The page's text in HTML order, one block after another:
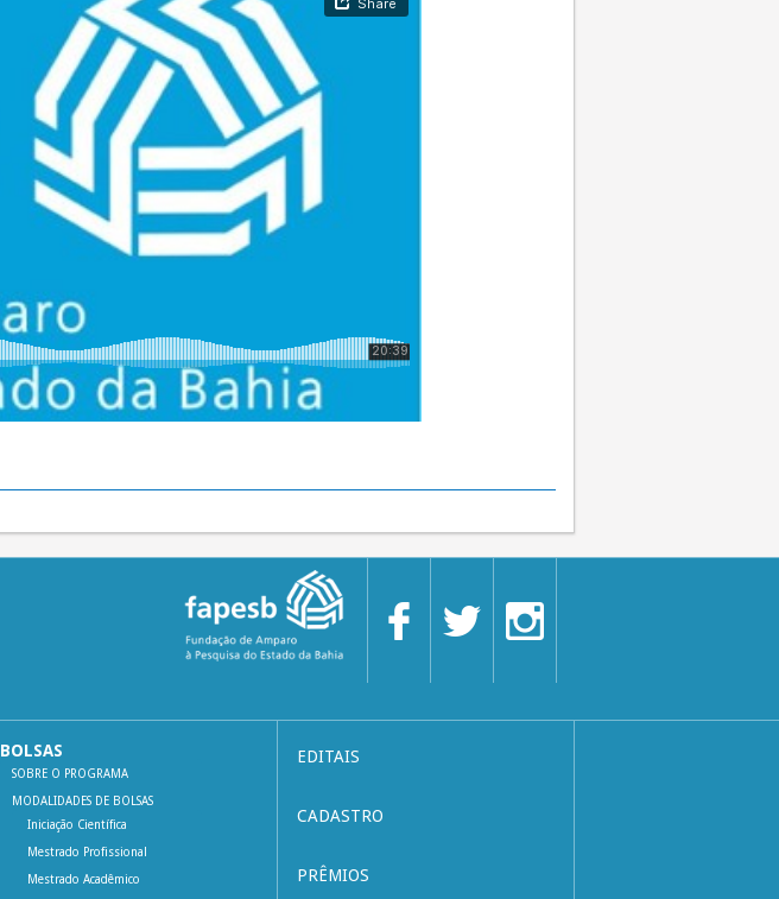
BOLSAS
SOBRE O PROGRAMA
MODALIDADES DE BOLSAS
Iniciação Científica
Mestrado Profissional
Mestrado Acadêmico
EDITAIS
CADASTRO
PRÊMIOS